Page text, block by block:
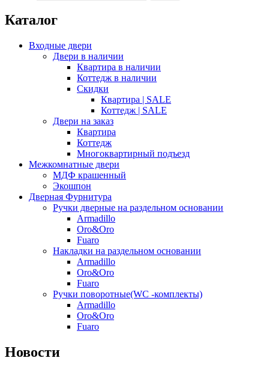
Каталог
Входные двери
Двери в наличии
Квартира в наличии
Коттедж в наличии
Скидки
Квартира | SALE
Коттедж | SALE
Двери на заказ
Квартира
Коттедж
Многоквартирный подъезд
Межкомнатные двери
МДФ крашенный
Экошпон
Дверная Фурнитура
Ручки дверные на раздельном основании
Armadillo
Oro&Oro
Fuaro
Накладки на раздельном основании
Armadillo
Oro&Oro
Fuaro
Ручки поворотные(WC -комплекты)
Armadillo
Oro&Oro
Fuaro
Новости